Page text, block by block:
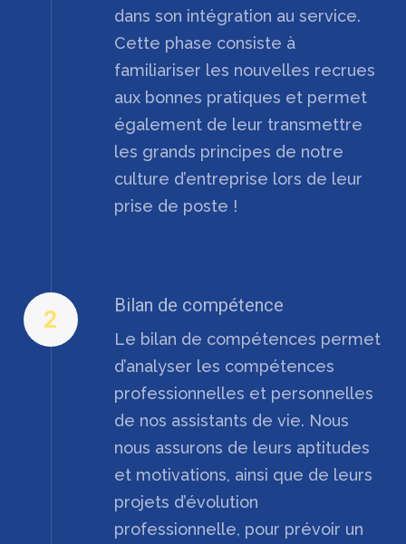
dans son intégration au service.
Cette phase consiste à
familiariser les nouvelles recrues
aux bonnes pratiques et permet
également de leur transmettre
les grands principes de notre
culture d’entreprise lors de leur
prise de poste !
2
Bilan de compétence
Le bilan de compétences permet
d’analyser les compétences
professionnelles et personnelles
de nos assistants de vie. Nous
nous assurons de leurs aptitudes
et motivations, ainsi que de leurs
projets d’évolution
professionnelle, pour prévoir un